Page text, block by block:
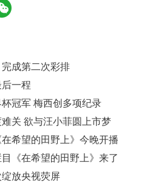
完成第二次彩排
一程
冠军 梅西创多项纪录
关 欲与汪小菲圆上市梦
希望的田野上》今晚开播
《在希望的田野上》来了
放央视荧屏